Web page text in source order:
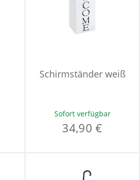
Schirmständer weiß
Sofort verfügbar
34,90 €